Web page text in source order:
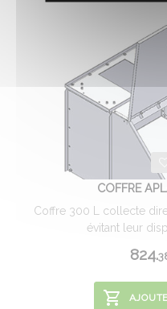
COFFRE
Coffre 300 L collecte
évitant leur
824.